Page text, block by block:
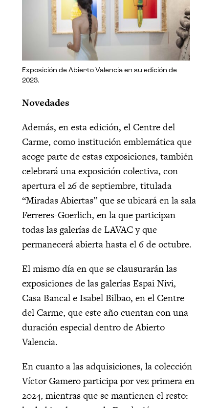
Exposición de Abierto Valencia en su edición de
2023.
Novedades
Además, en esta edición, el Centre del
Carme, como institución emblemática que
acoge parte de estas exposiciones, también
celebrará una exposición colectiva, con
apertura el 26 de septiembre, titulada
“Miradas Abiertas” que se ubicará en la sala
Ferreres-Goerlich, en la que participan
todas las galerías de LAVAC y que
permanecerá abierta hasta el 6 de octubre.
El mismo día en que se clausurarán las
exposicionesde las galerías Espai Nivi,
Casa Bancal e Isabel Bilbao, en el Centre
del Carme, que este año cuentan con una
duración especial dentro de Abierto
Valencia.
En cuanto a las adquisiciones, la colección
Víctor Gamero participa por vez primera en
2024, mientras que se mantienen el resto: